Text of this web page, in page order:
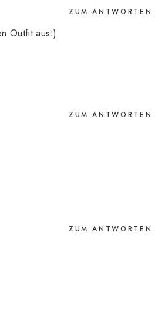
Outfit aus:)
ZUM ANTWORTEN
ZUM ANTWORTEN
ZUM ANTWORTEN